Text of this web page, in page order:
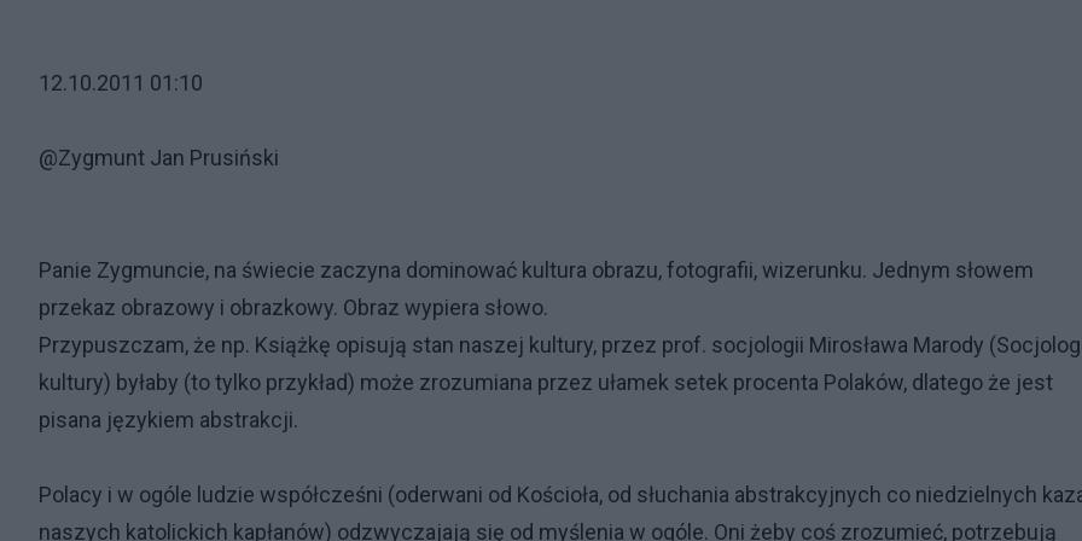
12.10.2011 01:10
@Zygmunt Jan Prusiński
Panie Zygmuncie, na świecie zaczyna dominować kultura obrazu, fotografii, wizerunku. Jednym słowem
przekaz obrazowy i obrazkowy. Obraz wypiera słowo.
Przypuszczam, że np. Książkę opisują stan naszej kultury, przez prof. socjologii Mirosława Marody
kultury) byłaby (to tylko przykład) może zrozumiana przez ułamek setek procenta Polaków, dlatego że jest
pisana językiem abstrakcji.
Polacy i w ogóle ludzie współcześni (oderwani od Kościoła, od słuchania abstrakcyjnych co niedzielnych
naszych katolickich kapłanów) odzwyczajają się od myślenia w ogóle. Oni żeby coś zrozumieć, potrzebują